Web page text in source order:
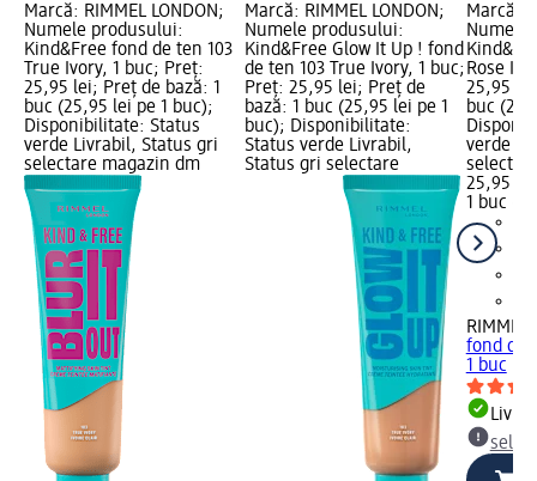
Marcă: RIMMEL LONDON;
Numele produsului:
Kind&Free fond de ten 103
True Ivory, 1 buc; Preț:
25,95 lei; Preț de bază: 1
buc (25,95 lei pe 1 buc);
Disponibilitate: Status
verde Livrabil, Status gri
selectare magazin dm
Marcă: RIMMEL LONDON;
Numele produsului:
Kind&Free Glow It Up ! fond
de ten 103 True Ivory, 1 buc;
Preț: 25,95 lei; Preț de
bază: 1 buc (25,95 lei pe 1
buc); Disponibilitate:
Status verde Livrabil,
Status gri selectare
Marcă:
Numele
Rose
25,95
buc
verde
25,95 lei
1 buc
RIMMEL
fond de
1 buc